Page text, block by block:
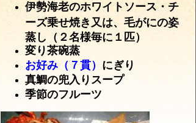
伊勢海老のホワイトソース・チ
ーズ乗せ焼き又は、毛がにの姿
蒸し（２名様毎に１匹）
変り茶碗蒸
お好み（７貫） にぎり
真鯛の兜入りスープ
季節のフルーツ